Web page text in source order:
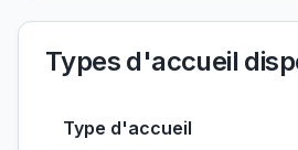
Types d'accueil
Type d'accueil